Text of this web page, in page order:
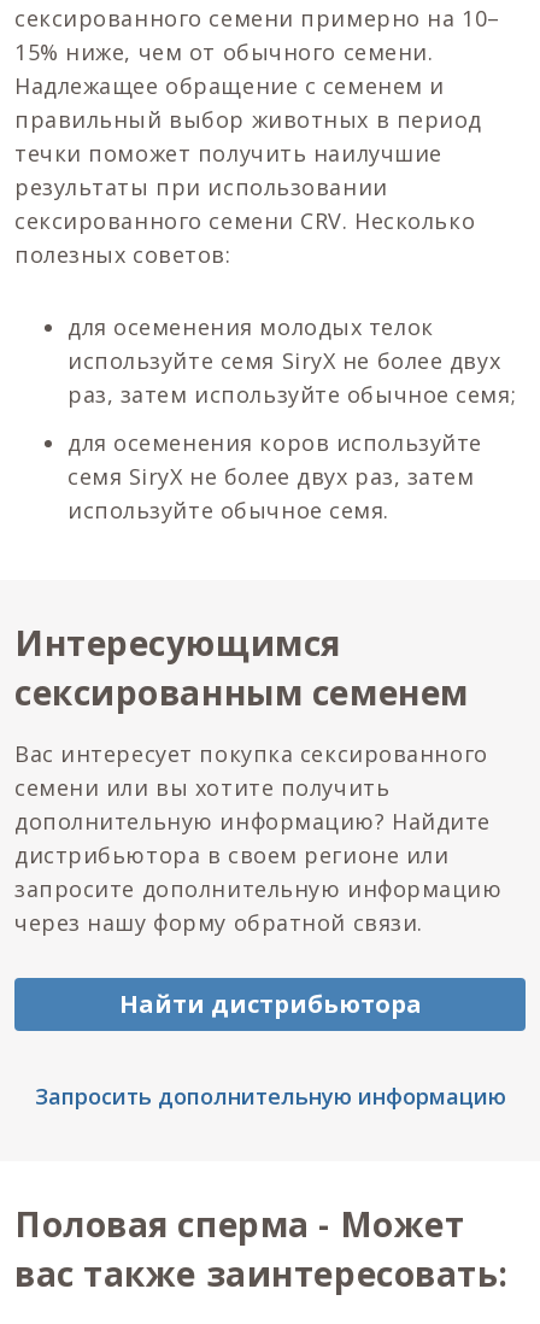
сексированного семени примерно на 10–
15% ниже, чем от обычного семени.
Надлежащее обращение с семенем и
правильный выбор животных в период
течки поможет получить наилучшие
результаты при использовании
сексированного семени CRV. Несколько
полезных советов:
для осеменения молодых телок
используйте семя SiryX не более двух
раз, затем используйте обычное семя;
для осеменения коров используйте
семя SiryX не более двух раз, затем
используйте обычное семя.
Интересующимся
сексированным семенем
Вас интересует покупка сексированного
семени или вы хотите получить
дополнительную информацию? Найдите
дистрибьютора в своем регионе или
запросите дополнительную информацию
через нашу форму обратной связи.
Найти дистрибьютора
Запросить дополнительную информацию
Половая сперма - Может
вас также заинтересовать: